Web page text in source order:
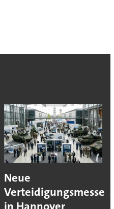
Neue
Verteidigungsmesse